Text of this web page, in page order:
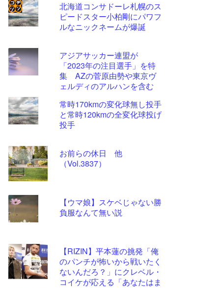
北海道コンサドーレ札幌のス
ピードスター小柏剛にパワフ
ルなニックネームが爆誕
アジアサッカー連盟が
「2023年の注目選手」を特
集 AZの菅原由勢や東京ヴ
ェルディのアルハンを含む
常時170kmの変化球無し投手
と常時120kmの全変化球投げ
投手
お前らの休日 他
（Vol.3837）
【ウマ娘】スケベじゃない勝
負服なんて無い説
【RIZIN】平本蓮の挑発「俺
のパンチが怖いから戦いたく
ないんだろ？」にクレベル・
コイケが応える「あなたはま
コテ
- 固
定リ
ンク
更新
ツー